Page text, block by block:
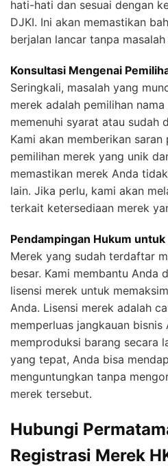
hati-hati dan sesuai dengan
DJKI. Ini akan memastikan
berjalan lancar tanpa
Konsultasi Mengenai
Seringkali, masalah yang
merek adalah pemilihan
memenuhi syarat atau sudah
Kami akan memberikan
pemilihan merek yang unik
memastikan merek Anda
lain. Jika perlu, kami akan
terkait ketersediaan merek
Pendampingan Hukum
Merek yang sudah terdaftar
besar. Kami membantu Anda
lisensi merek untuk
Anda. Lisensi merek adalah
memperluas jangkauan bisnis
memproduksi barang secara
yang tepat, Anda bisa
menguntungkan tanpa
merek tersebut.
Hubungi
Registrasi Merek